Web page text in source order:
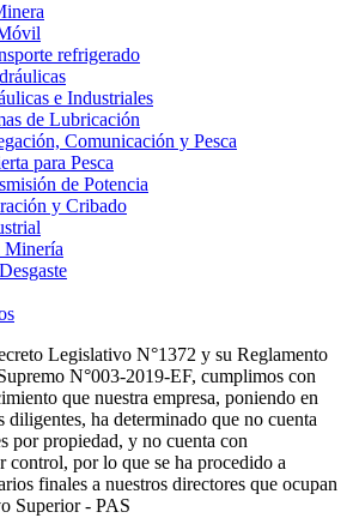
refrigerado
e Industriales
de Lubricación
Comunicación y Pesca
para Pesca
de Potencia
y Cribado
Minería
Legislativo N°1372 y su Reglamento
N°003-2019-EF, cumplimos con
que nuestra empresa, poniendo en
diligentes, ha determinado que no cuenta
por propiedad, y no cuenta con
control, por lo que se ha procedido a
finales a nuestros directores que ocupan
Superior - PAS